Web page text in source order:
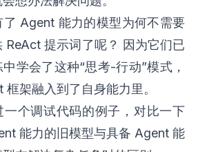
了 Agent 能力的模型为何不需要
ReAct 提示词了呢？ 因为它们已
学会了这种“思考-行动”模式，
框架融入到了自身能力里。
一个调试代码的例子，对比一下
能力的旧模型与具备 Agent 能